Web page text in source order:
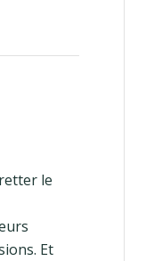
le
Et